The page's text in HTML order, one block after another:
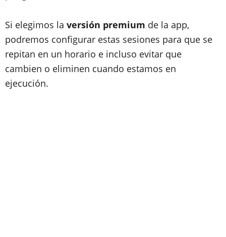
Si elegimos la versión premium de la app,
podremos configurar estas sesiones para que se
repitan en un horario e incluso evitar que
cambien o eliminen cuando estamos en
ejecución.